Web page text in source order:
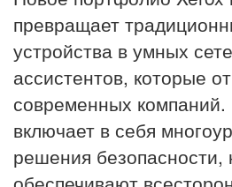
превращает
устройства в умных
ассистентов, которые
современных
включает в себя
решения безопасности,